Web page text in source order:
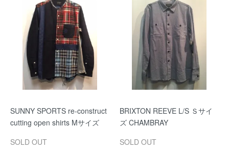
SUNNY SPORTS re-construct
cutting open shirts Mサイズ
SOLD OUT
BRIXTON REEVE L/S Ｓサイ
ズ CHAMBRAY
SOLD OUT